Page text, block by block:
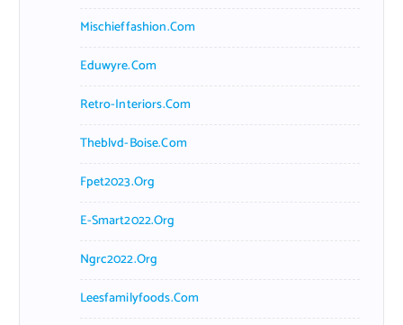
Mischieffashion.com
Eduwyre.com
Retro-Interiors.com
Theblvd-Boise.com
Fpet2023.org
E-Smart2022.org
Ngrc2022.org
Leesfamilyfoods.com